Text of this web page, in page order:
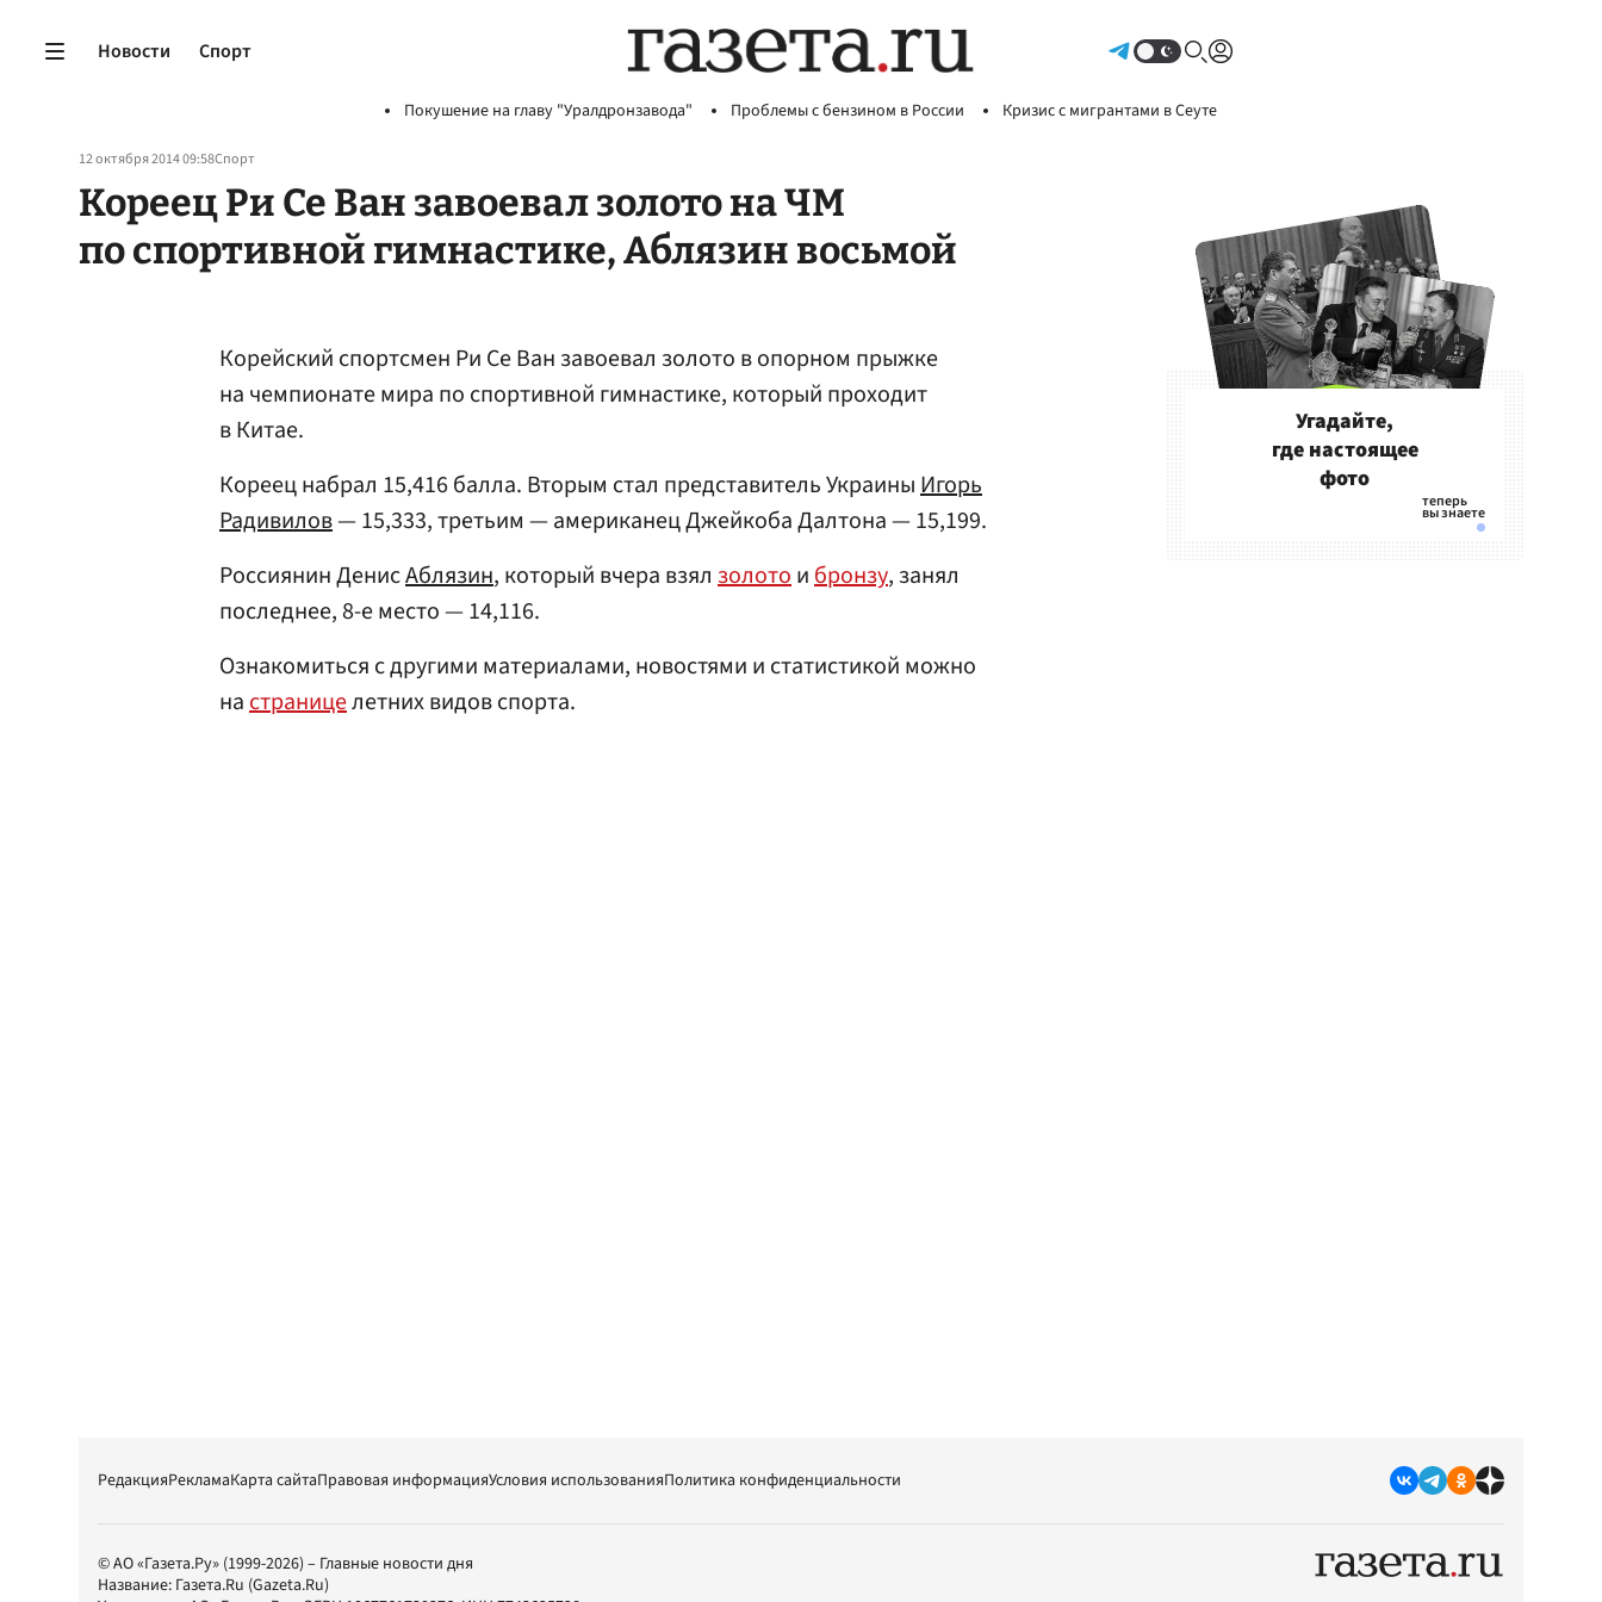
Новости Спорт
Покушение на главу "Уралдронзавода" Проблемы с бензином в России Кризис с мигрантами в Сеуте
12 октября 2014 09:58Спорт
Кореец Ри Се Ван завоевал золото на ЧМ
по спортивной гимнастике, Аблязин восьмой
Корейский спортсмен Ри Се Ван завоевал золото в опорном прыжке
на чемпионате мира по спортивной гимнастике, который проходит
в Китае.
Кореец набрал 15,416 балла. Вторым стал представитель УкраиныИгорь
Радивилов— 15,333, третьим — американец Джейкоба Далтона — 15,199.
Россиянин ДенисАблязин, который вчера взял золотоибронзу, занял
последнее, 8-е место — 14,116.
Ознакомиться с другими материалами, новостями и статистикой можно
настраницелетних видов спорта.
Угадайте,
где настоящее
фото
РедакцияРекламаКарта сайтаПравовая информацияУсловия использованияПолитика конфиденциальности
© АО «Газета.Ру» (1999-2026) – Главные новости дня
Название: Газета.Ru (Gazeta.Ru)